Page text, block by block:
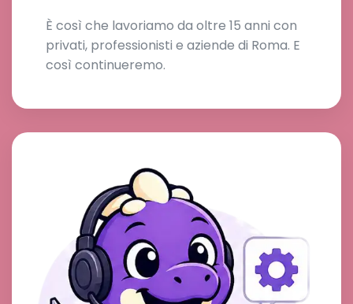
È così che lavoriamo da oltre 15 anni con
privati, professionisti e aziende di Roma. E
così continueremo.